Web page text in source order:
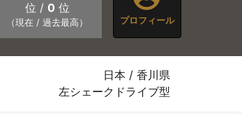
位 / 0 位
（現在 / 過去最高） プロフィール
日本 / 香川県
左シェークドライブ型